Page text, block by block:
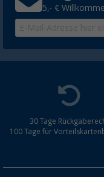
5,- €
30 Tage
100 Tage für